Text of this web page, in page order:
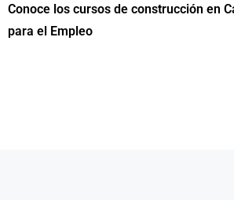
Papuchis y el Sueño Michoacano
productiva